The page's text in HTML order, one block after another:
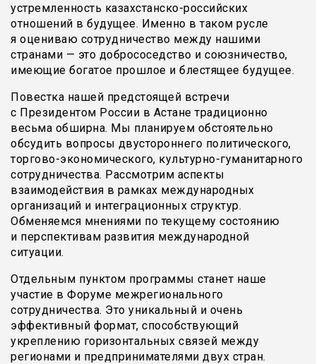
устремленность казахстанско-российских
отношений в будущее. Именно в таком русле
я оцениваю сотрудничество между нашими
странами — это добрососедство и союзничество,
имеющие богатое прошлое и блестящее будущее.
Повестка нашей предстоящей встречи
с Президентом России в Астане традиционно
весьма обширна. Мы планируем обстоятельно
обсудить вопросы двустороннего политического,
торгово-экономического, культурно-гуманитарного
сотрудничества. Рассмотрим аспекты
взаимодействия в рамках международных
организаций и интеграционных структур.
Обменяемся мнениями по текущему состоянию
и перспективам развития международной
ситуации.
Отдельным пунктом программы станет наше
участие в Форуме межрегионального
сотрудничества. Это уникальный и очень
эффективный формат, способствующий
укреплению горизонтальных связей между
регионами и предпринимателями двух стран.